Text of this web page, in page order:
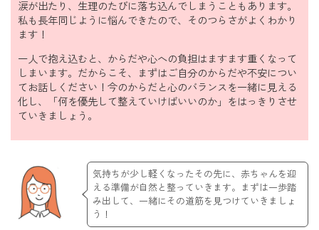
涙が出たり、生理のたびに落ち込んでしまうこともあります。
私も長年同じように悩んできたので、そのつらさがよくわかり
ます！
一人で抱え込むと、からだや心への負担はますます重くなって
しまいます。だからこそ、まずはご自分のからだや不安につい
てお話しください！今のからだと心のバランスを一緒に見える
化し、「何を優先して整えていけばいいのか」をはっきりさせ
ていきましょう。
気持ちが少し軽くなったその先に、赤ちゃんを迎
える準備が自然と整っていきます。まずは一歩踏
み出して、一緒にその道筋を見つけていきましょ
う！